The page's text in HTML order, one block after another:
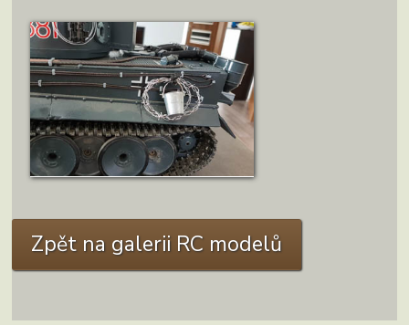
ZOBRAZIT DETAIL
Zpět na galerii RC modelů